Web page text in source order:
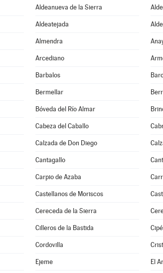
Aldeanueva de la Sierra
Aldeatejada
Almendra
Arcediano
Barbalos
Bermellar
Bóveda del Río Almar
Cabeza del Caballo
Calzada de Don Diego
Cantagallo
Carpio de Azaba
Castellanos de Moriscos
Cereceda de la Sierra
Cilleros de la Bastida
Cordovilla
Ejeme El